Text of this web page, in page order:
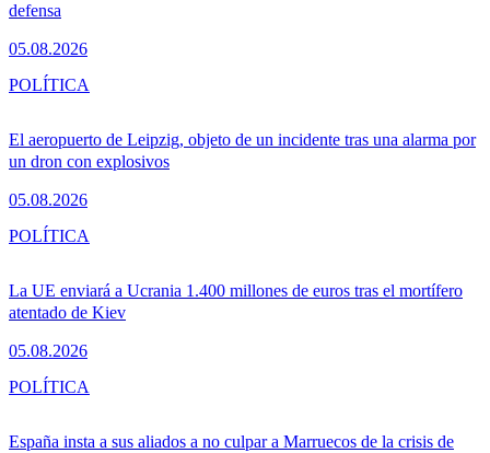
defensa
05.08.2026
El aeropuerto de Leipzig, objeto de un incidente tras una alarma por
un dron con explosivos
05.08.2026
POLÍTICA
La UE enviará a Ucrania 1.400 millones de euros tras el mortífero
atentado de Kiev
05.08.2026
POLÍTICA
España insta a sus aliados a no culpar a Marruecos de la crisis de
POLÍTICA